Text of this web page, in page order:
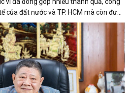
vì đã đóng góp nhiều thành quả, công
của đất nước và TP. HCM mà còn được
và gia đình dành cho nhiều tình cảm